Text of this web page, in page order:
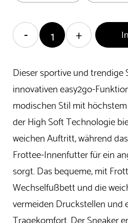
Dieser sportive und trendige
innovativen easy2go-
modischen Stil mit
der High Soft Technologie
weichen Auftritt, während
Frottee-Innenfutter für ein
sorgt. Das bequeme, mit
Wechselfußbett und die
vermeiden Druckstellen und
Tragekomfort. Der Sneaker